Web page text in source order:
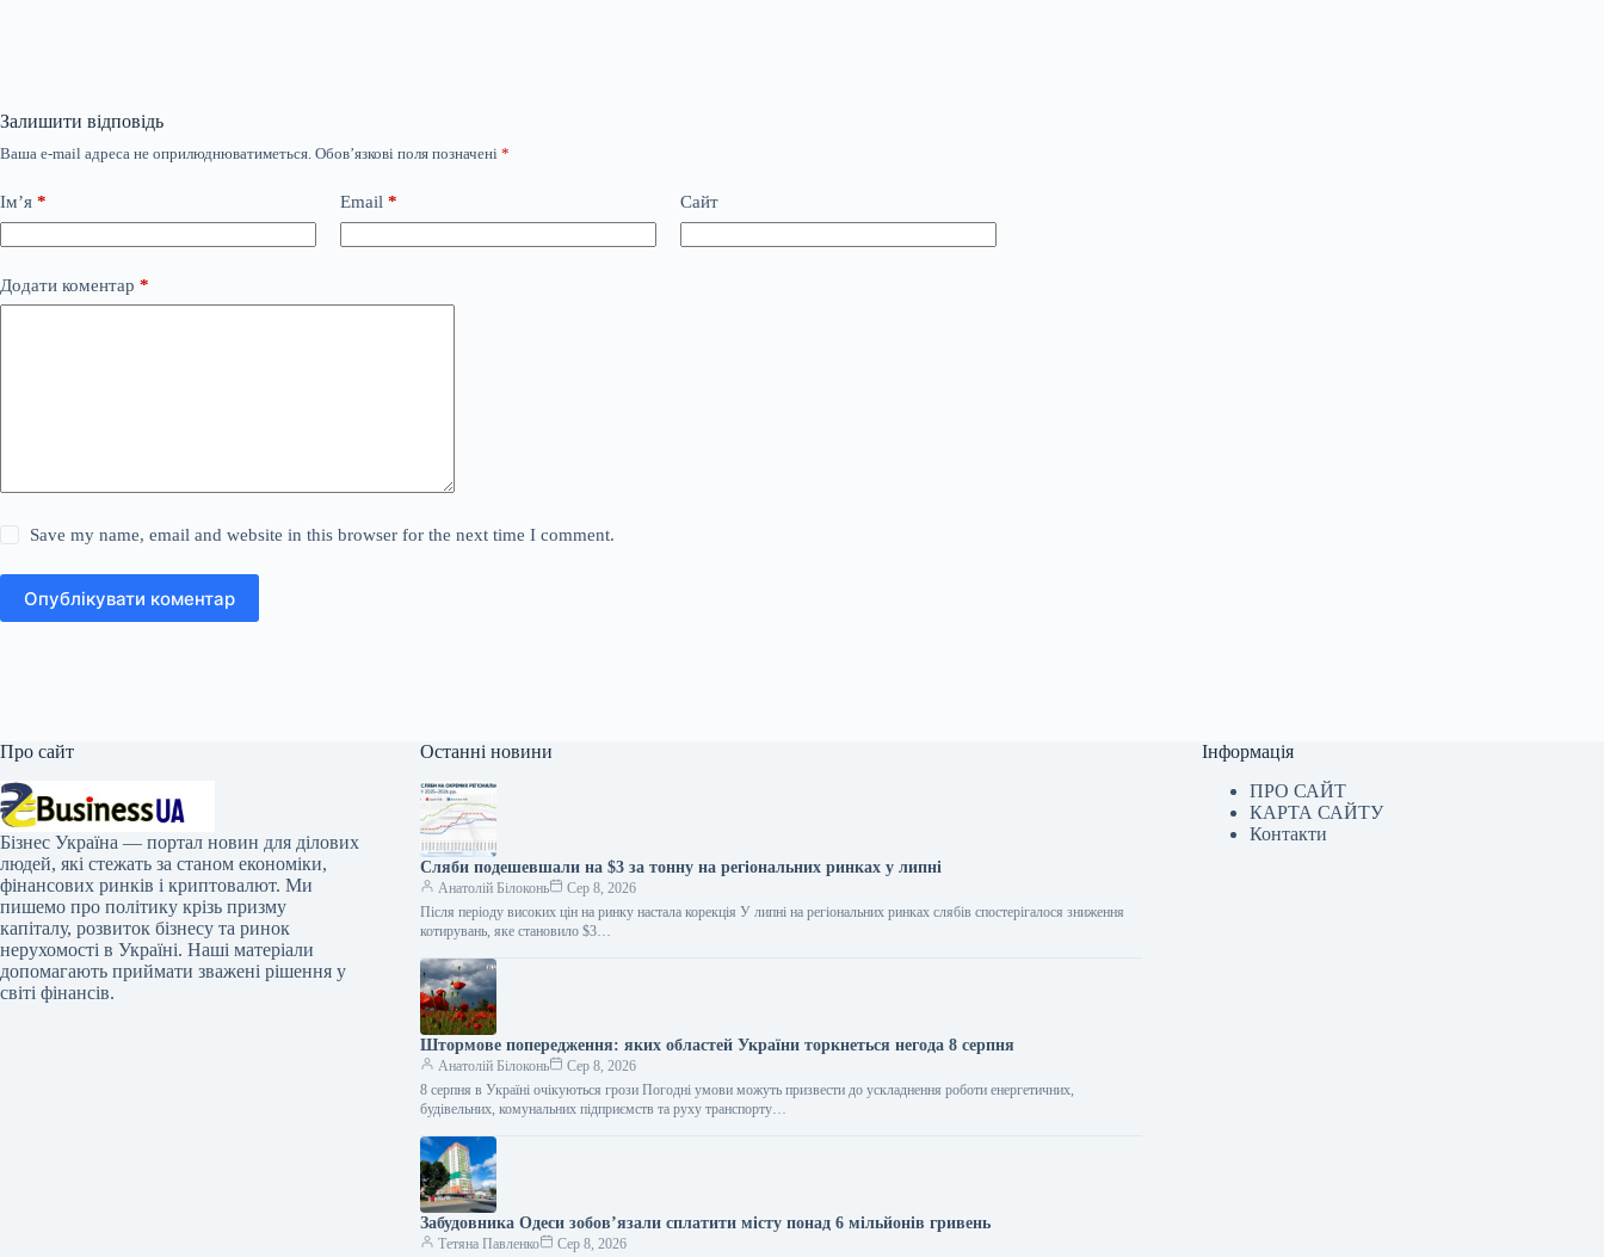
Залишити відповідь
Ваша e-mail адреса не оприлюднюватиметься. Обов’язкові поля позначені *
Ім’я * Email * Сайт
Додати коментар *
Save my name, email and website in this browser for the next time I comment.
Опублікувати коментар
Про сайт
Бізнес Україна — портал новин для ділових
людей, які стежать за станом економіки,
фінансових ринків і криптовалют. Ми
пишемо про політику крізь призму
капіталу, розвиток бізнесу та ринок
нерухомості в Україні. Наші матеріали
допомагають приймати зважені рішення у
світі фінансів.
Останні новини
Сляби подешевшали на $3 за тонну на регіональних ринках у липні
Анатолій Білоконь
Сер 8, 2026
Після періоду високих цін на ринку настала корекція У липні на регіональних ринках слябів спостерігалося зниження
котирувань, яке становило $3…
Штормове попередження: яких областей України торкнеться негода 8 серпня
Анатолій Білоконь
Сер 8, 2026
8 серпня в Україні очікуються грози Погодні умови можуть призвести до ускладнення роботи енергетичних,
будівельних, комунальних підприємств та руху транспорту…
Забудовника Одеси зобов’язали сплатити місту понад 6 мільйонів гривень
Тетяна Павленко Сер 8, 2026
Інформація
ПРО САЙТ
КАРТА САЙТУ
Контакти